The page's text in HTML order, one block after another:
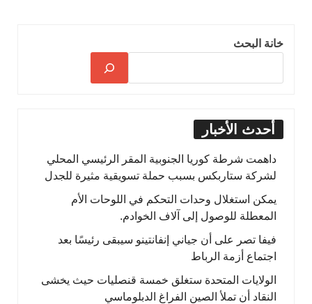
خانة البحث
أحدث الأخبار
داهمت شرطة كوريا الجنوبية المقر الرئيسي المحلي
لشركة ستاربكس بسبب حملة تسويقية مثيرة للجدل
يمكن استغلال وحدات التحكم في اللوحات الأم
المعطلة للوصول إلى آلاف الخوادم.
فيفا تصر على أن جياني إنفانتينو سيبقى رئيسًا بعد
اجتماع أزمة الرباط
الولايات المتحدة ستغلق خمسة قنصليات حيث يخشى
النقاد أن تملأ الصين الفراغ الدبلوماسي